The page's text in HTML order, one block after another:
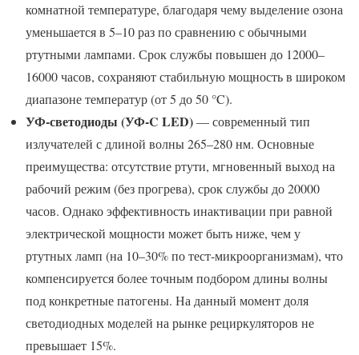
комнатной температуре, благодаря чему выделение озона
уменьшается в 5–10 раз по сравнению с обычными
ртутными лампами. Срок службы повышен до 12000–
16000 часов, сохраняют стабильную мощность в широком
диапазоне температур (от 5 до 50 °C).
УФ-светодиоды (УФ-C LED)— современный тип
излучателей с длиной волны 265–280 нм. Основные
преимущества: отсутствие ртути, мгновенный выход на
рабочий режим (без прогрева), срок службы до 20000
часов. Однако эффективность инактивации при равной
электрической мощности может быть ниже, чем у
ртутных ламп (на 10–30% по тест-микроорганизмам), что
компенсируется более точным подбором длины волны
под конкретные патогены. На данный момент доля
светодиодных моделей на рынке рециркуляторов не
превышает 15%.